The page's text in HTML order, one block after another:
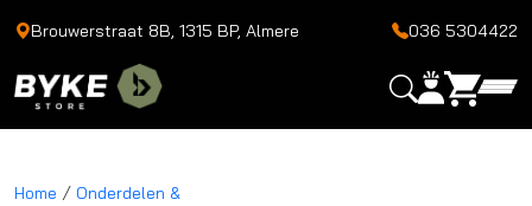
Brouwerstraat 8B, 1315 BP, Almere 036 5304422
Home / Onderdelen &